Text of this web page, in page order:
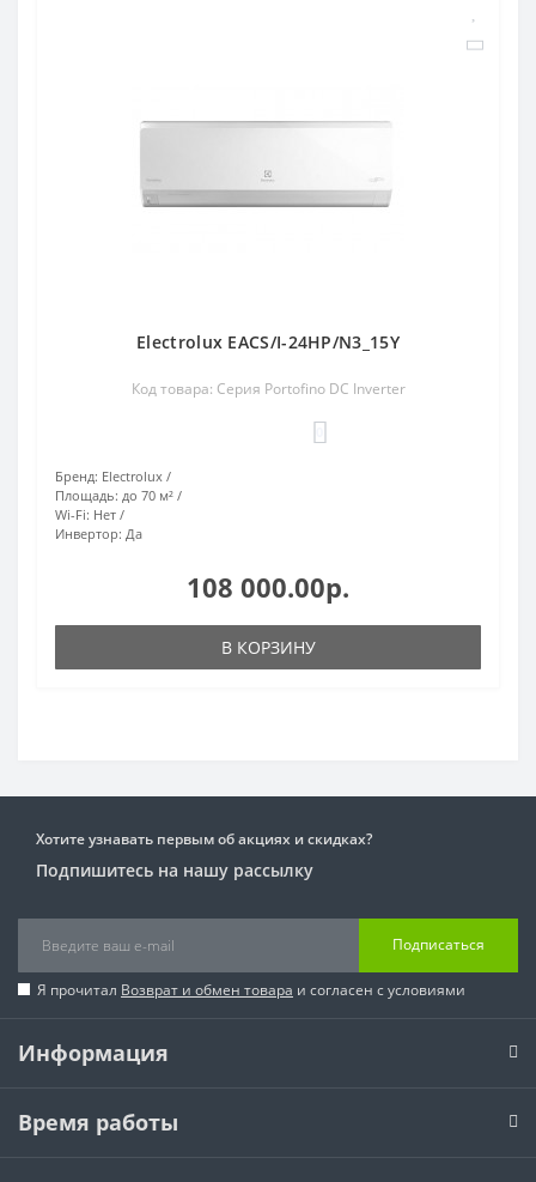
Electrolux EACS/I-24HP/N3_15Y
Код товара: Серия Portofino DC Inverter
Бренд: Electrolux
Площадь: до 70 м²
Wi-Fi: Нет
Инвертор: Да
108 000.00р.
В КОРЗИНУ
Хотите узнавать первым об акциях и скидках?
Подпишитесь на нашу рассылку
Подписаться
Я прочитал Возврат и обмен товара и согласен с условиями
Информация
Время работы